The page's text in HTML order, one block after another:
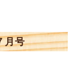
月号